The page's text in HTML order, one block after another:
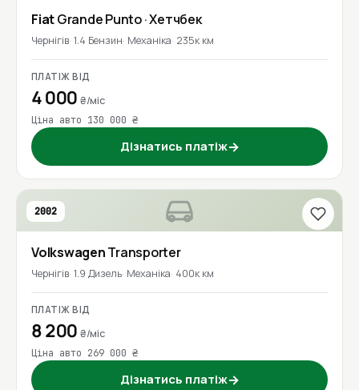
FiatGrande Punto· Хетчбек
Чернігів 1.4 Бензин Механіка 235к км
ПЛАТІЖ ВІД
4 000₴/міс
Ціна авто 130 000 ₴
Дізнатись платіж→
2002
VolkswagenTransporter
Чернігів 1.9 Дизель Механіка 400к км
ПЛАТІЖ ВІД
8 200₴/міс
Ціна авто 269 000 ₴
Дізнатись платіж→